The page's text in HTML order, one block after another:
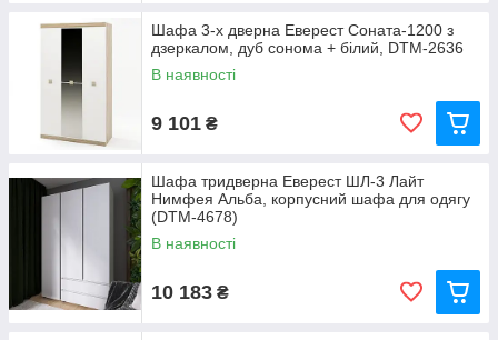
Шафа 3-х дверна Еверест Соната-1200 з
дзеркалом, дуб сонома + білий, DTM-2636
В наявності
9 101 ₴
Шафа тридверна Еверест ШЛ-3 Лайт
Нимфея Альба, корпусний шафа для одягу
(DTM-4678)
В наявності
10 183 ₴